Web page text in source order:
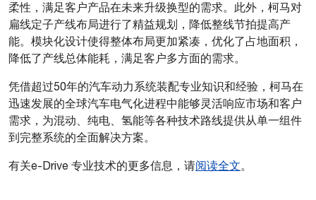
柔性，满足客户产品在未来升级换型的需求。此外，柯马对
扁线定子产线布局进行了精益规划，降低整线节拍提高产
能。模块化设计使得整体布局更加紧凑，优化了占地面积，
降低了产线总体能耗，满足客户多方面的需求。
凭借超过50年的汽车动力系统装配专业知识和经验，柯马在
迅速发展的全球汽车电气化进程中能够灵活响应市场和客户
需求，为混动、纯电、氢能等各种技术路线提供从单一组件
到完整系统的全面解决方案。
有关e-Drive 专业技术的更多信息，请阅读全文。